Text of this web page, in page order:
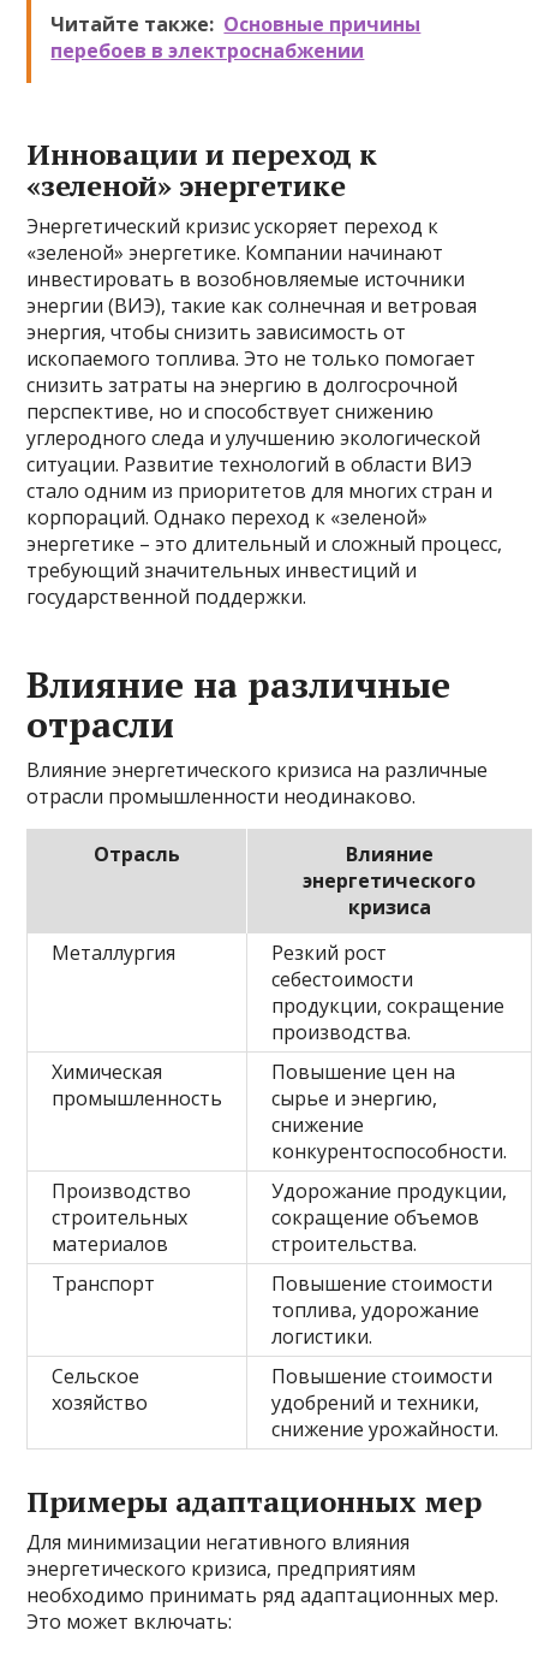
Читайте также: Основные причины
перебоев в электроснабжении
Инновации и переход к
«зеленой» энергетике
Энергетический кризис ускоряет переход к
«зеленой» энергетике. Компании начинают
инвестировать в возобновляемые источники
энергии (ВИЭ), такие как солнечная и ветровая
энергия, чтобы снизить зависимость от
ископаемого топлива. Это не только помогает
снизить затраты на энергию в долгосрочной
перспективе, но и способствует снижению
углеродного следа и улучшению экологической
ситуации. Развитие технологий в области ВИЭ
стало одним из приоритетов для многих стран и
корпораций. Однако переход к «зеленой»
энергетике – это длительный и сложный процесс,
требующий значительных инвестиций и
государственной поддержки.
Влияние на различные
отрасли
Влияние энергетического кризиса на различные
отрасли промышленности неодинаково.
Отрасль
Влияние
энергетического
кризиса
Металлургия
Резкий рост
себестоимости
продукции, сокращение
производства.
Химическая
промышленность
Повышение цен на
сырье и энергию,
снижение
конкурентоспособности.
Производство
строительных
материалов
Удорожание продукции,
сокращение объемов
строительства.
Транспорт
Повышение стоимости
топлива, удорожание
логистики.
Сельское
хозяйство
Повышение стоимости
удобрений и техники,
снижение урожайности.
Примеры адаптационных мер
Для минимизации негативного влияния
энергетического кризиса, предприятиям
необходимо принимать ряд адаптационных мер.
Это может включать: